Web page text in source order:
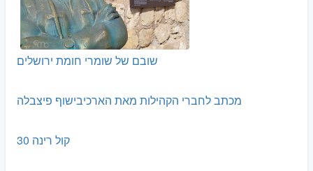
שובם של שומרי חומת ירושלים
מכתב לחברי הקהילות מאת הארכיבישוף פיצבלה
קול רינה 30